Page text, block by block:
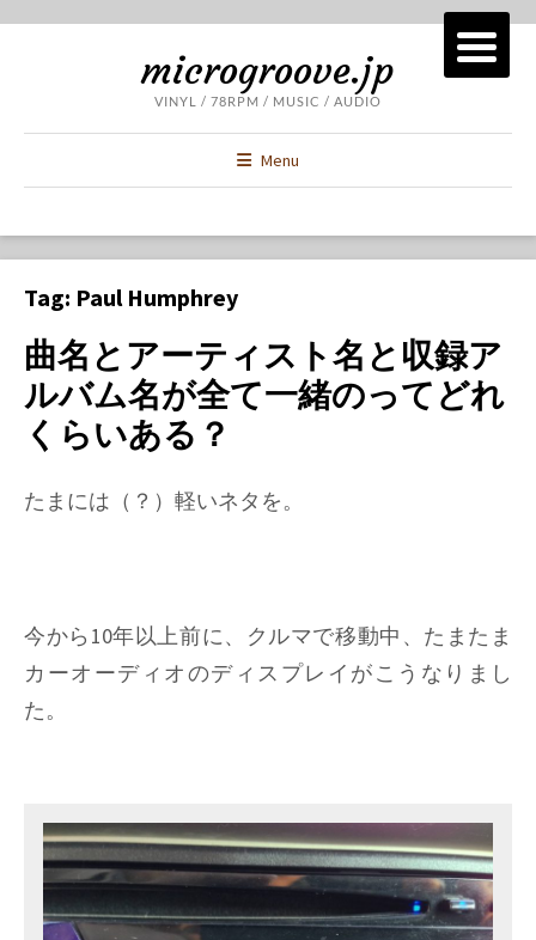
microgroove.jp
VINYL / 78RPM / MUSIC / AUDIO
Menu
Tag: Paul Humphrey
曲名とアーティスト名と収録ア
ルバム名が全て一緒のってどれ
くらいある？
たまには（？）軽いネタを。
今から10年以上前に、クルマで移動中、たまたま
カーオーディオのディスプレイがこうなりまし
た。